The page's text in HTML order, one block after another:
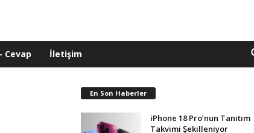
Cevap İletişim
En Son Haberler
iPhone 18 Pro’nun Tanıtım
Takvimi Şekilleniyor